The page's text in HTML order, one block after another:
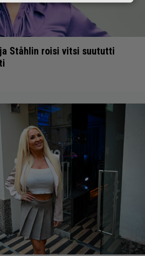
Ståhlin roisi vitsi suututti